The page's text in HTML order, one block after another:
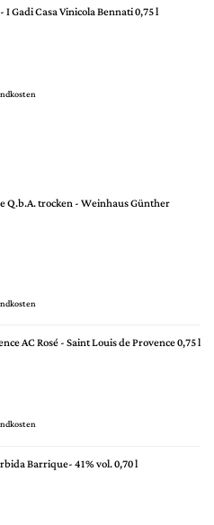
Gadi Casa Vinicola Bennati 0,75 l
Q.b.A. trocken - Weinhaus Günther
AC Rosé - Saint Louis de Provence 0,75 l
Barrique- 41% vol. 0,70 l